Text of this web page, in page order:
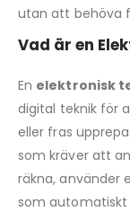
utan att behöva
Vad är en
En elektronisk
digital teknik för
eller fras
som kräver att
räkna, använder
som automatiskt